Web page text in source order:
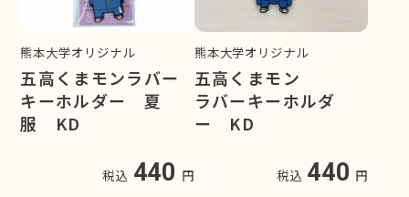
熊本大学オリジナル
五高くまモンラバー
キーホルダー 夏
服 KD
税込 440 円
熊本大学オリジナル
五高くまモン
ラバーキーホルダ
ー KD
税込 440 円